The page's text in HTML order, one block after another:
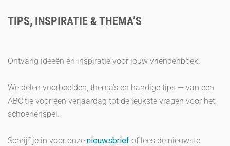
TIPS, INSPIRATIE & THEMA’S
Ontvang ideeën en inspiratie voor jouw vriendenboek.
We delen voorbeelden, thema’s en handige tips — van een
ABC’tje voor een verjaardag tot de leukste vragen voor het
schoenenspel.
Schrijf je in voor onze nieuwsbrief of lees de nieuwste